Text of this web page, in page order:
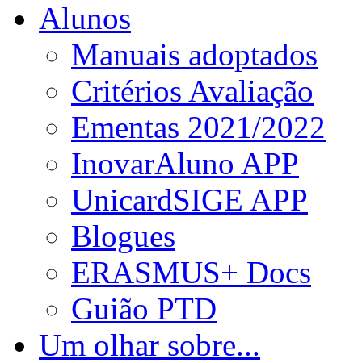
Alunos
Manuais adoptados
Critérios Avaliação
Ementas 2021/2022
InovarAluno APP
UnicardSIGE APP
Blogues
ERASMUS+ Docs
Guião PTD
Um olhar sobre...